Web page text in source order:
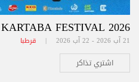
KARTABA FESTIVAL 2026
21 آب 2026 - 22 آب 2026 | قرطبا
اشتري تذاكر